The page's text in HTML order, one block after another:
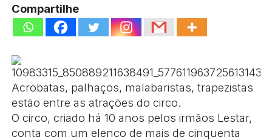
Compartilhe
Acrobatas, palhaços, malabaristas, trapezistas
estão entre as atrações do circo.
O circo, criado há 10 anos pelos irmãos Lestar,
conta com um elenco de mais de cinquenta